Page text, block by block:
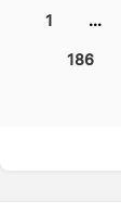
1 ...
186